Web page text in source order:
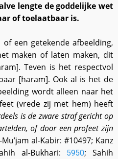
lengte de goddelijke wet
of toelaatbaar is.
een getekende afbeelding,
maken of laten maken, dit
Teven is het respectvol
[haram]. Ook al is het de
wordt alleen naar het
(vrede zij met hem) heeft
is de zware straf gericht op
of door een profeet zijn
Mu’jam al-Kabir: #10497; Kanz
al-Bukhari:
5950; Sahih